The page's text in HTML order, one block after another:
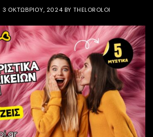
3 ΟΚΤΩΒΡΊΟΥ, 2024 BYTHELOROLOI